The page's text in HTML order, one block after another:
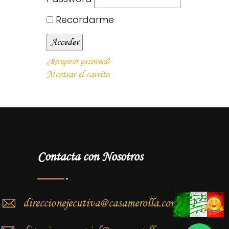
Recordarme
¿Recuperar password?
Mostrar el carrito
Contacta con Nosotros
direccionejecutiva@casamerolla.com